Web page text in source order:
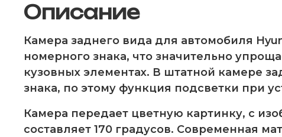
Описание
Камера заднего вида для автомобиля
номерного знака, что значительно
кузовных элементах. В штатной камере
знака, по этому функция подсветки при
Камера передает цветную картинку, с
составляет 170 градусов. Современная